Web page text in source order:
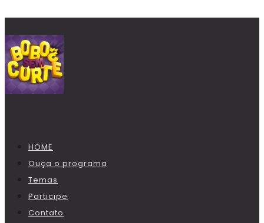
HOME
Ouça o programa
Temas
Participe
Contato